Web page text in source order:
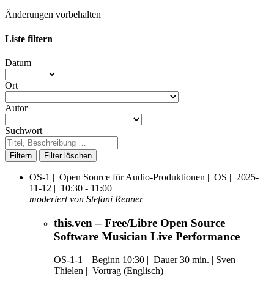
Änderungen vorbehalten
Liste filtern
Datum
Ort
Autor
Suchwort
Filtern
OS-1 | Open Source für Audio-Produktionen | OS | 2025-
11-12 | 10:30 - 11:00
moderiert von Stefani Renner
this.ven – Free/Libre Open Source
Software Musician Live Performance
OS-1-1 | Beginn 10:30 | Dauer 30 min. | Sven
Thielen | Vortrag (Englisch)